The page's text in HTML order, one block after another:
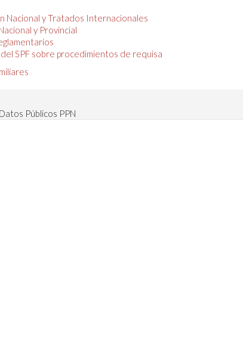
Nacional y Tratados Internacionales
y Provincial
SPF sobre procedimientos de requisa
Datos Públicos PPN